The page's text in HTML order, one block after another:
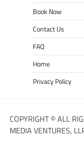
Book Now
Contact Us
FAQ
Home
Privacy Policy
COPYRIGHT © ALL
MEDIA VENTURES,